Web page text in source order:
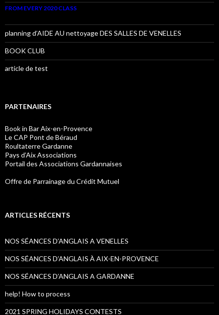
FROM EVERY 2020 CLASS
planning d’AIDE AU nettoyage DES SALLES DE VENELLES
BOOK CLUB
article de test
PARTENAIRES
Book in Bar Aix-en-Provence
Le CAP Pont de Béraud
Roultaterre Gardanne
Pays d’Aix Associations
Portail des Associations Gardannaises
Offre de Parrainage du Crédit Mutuel
ARTICLES RÉCENTS
NOS SÉANCES D’ANGLAIS A VENELLES
NOS SÉANCES D’ANGLAIS À AIX-EN-PROVENCE
NOS SÉANCES D’ANGLAIS A GARDANNE
help! How to process
2021 SPRING HOLIDAYS CONTESTS